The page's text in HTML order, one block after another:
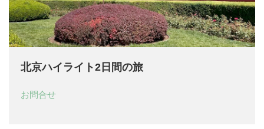
北京ハイライト2日間の旅
お問合せ